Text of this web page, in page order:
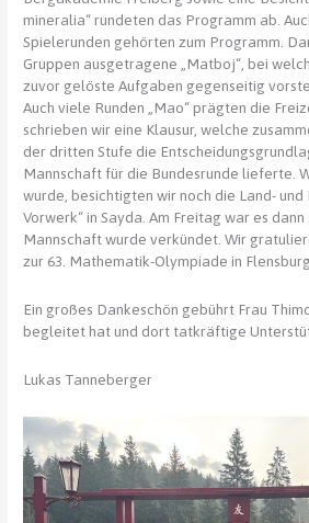
mineralia“ rundeten das Programm ab.
Spielerunden gehörten zum Programm.
Gruppen ausgetragene „Matboj“, bei
zuvor gelöste Aufgaben gegenseitig
Auch viele Runden „Mao“ prägten die
schrieben wir eine Klausur, welche
der dritten Stufe die
Mannschaft für die Bundesrunde lieferte.
wurde, besichtigten wir noch die Land-
Vorwerk“ in Sayda. Am Freitag war es
Mannschaft wurde verkündet. Wir
zur 63. Mathematik-Olympiade in
Ein großes Dankeschön gebührt Frau
begleitet hat und dort tatkräftige
Lukas Tanneberger